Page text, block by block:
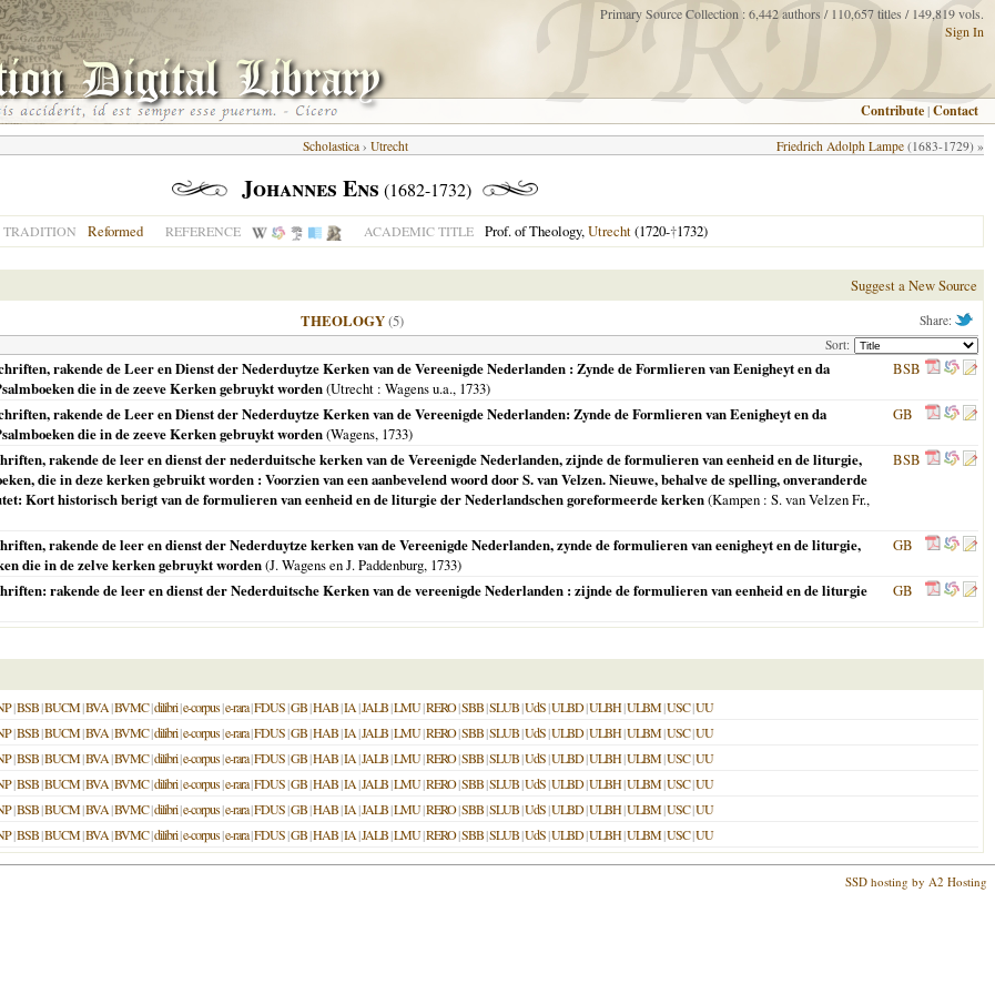
Primary Source Collection : 6,442 authors / 110,657 titles / 149,819 vols.
Sign In
Contribute |Contact
Friedrich Adolph Lampe (1683-1729) »
Scholastica› Utrecht
Johannes Ens (1682-1732)
TRADITION Reformed REFERENCE ACADEMIC TITLE Prof. of Theology,Utrecht(1720-†1732)
Suggest a New Source
Share:
THEOLOGY(5)
Sort:
rakende de Leer en Dienst der Nederduytze Kerken van de Vereenigde Nederlanden : Zynde de Formlieren van Eenigheyt en da
die in de zeeve Kerken gebruykt worden(Utrecht : Wagens u.a., 1733)
BSB
rakende de Leer en Dienst der Nederduytze Kerken van de Vereenigde Nederlanden: Zynde de Formlieren van Eenigheyt en da
die in de zeeve Kerken gebruykt worden(Wagens, 1733)
GB
rakende de leer en dienst der nederduitsche kerken van de Vereenigde Nederlanden, zijnde de formulieren van eenheid en de liturgie,
die in deze kerken gebruikt worden : Voorzien van een aanbevelend woord door S. van Velzen. Nieuwe, behalve de spelling, onveranderde
Kort historisch berigt van de formulieren van eenheid en de liturgie der Nederlandschen goreformeerde kerken(Kampen : S. van Velzen Fr.,
BSB
rakende de leer en dienst der Nederduytze kerken van de Vereenigde Nederlanden, zynde de formulieren van eenigheyt en de liturgie,
die in de zelve kerken gebruykt worden(J. Wagens en J. Paddenburg, 1733)
GB
rakende de leer en dienst der Nederduitsche Kerken van de vereenigde Nederlanden : zijnde de formulieren van eenheid en de liturgie
GB
|BSB|BUCM|BVA|BVMC|dilibri|e-corpus|e-rara|FDUS|GB|HAB|IA|JALB|LMU|RERO|SBB|SLUB|UdS|ULBD|ULBH|ULBM|USC|UU
|BSB|BUCM|BVA|BVMC|dilibri|e-corpus|e-rara|FDUS|GB|HAB|IA|JALB|LMU|RERO|SBB|SLUB|UdS|ULBD|ULBH|ULBM|USC|UU
|BSB|BUCM|BVA|BVMC|dilibri|e-corpus|e-rara|FDUS|GB|HAB|IA|JALB|LMU|RERO|SBB|SLUB|UdS|ULBD|ULBH|ULBM|USC|UU
|BSB|BUCM|BVA|BVMC|dilibri|e-corpus|e-rara|FDUS|GB|HAB|IA|JALB|LMU|RERO|SBB|SLUB|UdS|ULBD|ULBH|ULBM|USC|UU
|BSB|BUCM|BVA|BVMC|dilibri|e-corpus|e-rara|FDUS|GB|HAB|IA|JALB|LMU|RERO|SBB|SLUB|UdS|ULBD|ULBH|ULBM|USC|UU
|BSB|BUCM|BVA|BVMC|dilibri|e-corpus|e-rara|FDUS|GB|HAB|IA|JALB|LMU|RERO|SBB|SLUB|UdS|ULBD|ULBH|ULBM|USC|UU
SSD hosting by A2 Hosting